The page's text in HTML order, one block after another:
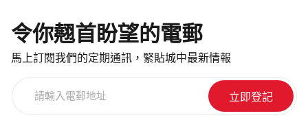
令你翹首盼望的電郵
馬上訂閱我們的定期通訊，緊貼城中最新情報